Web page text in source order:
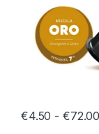
€4.50 - €72.00
Questo